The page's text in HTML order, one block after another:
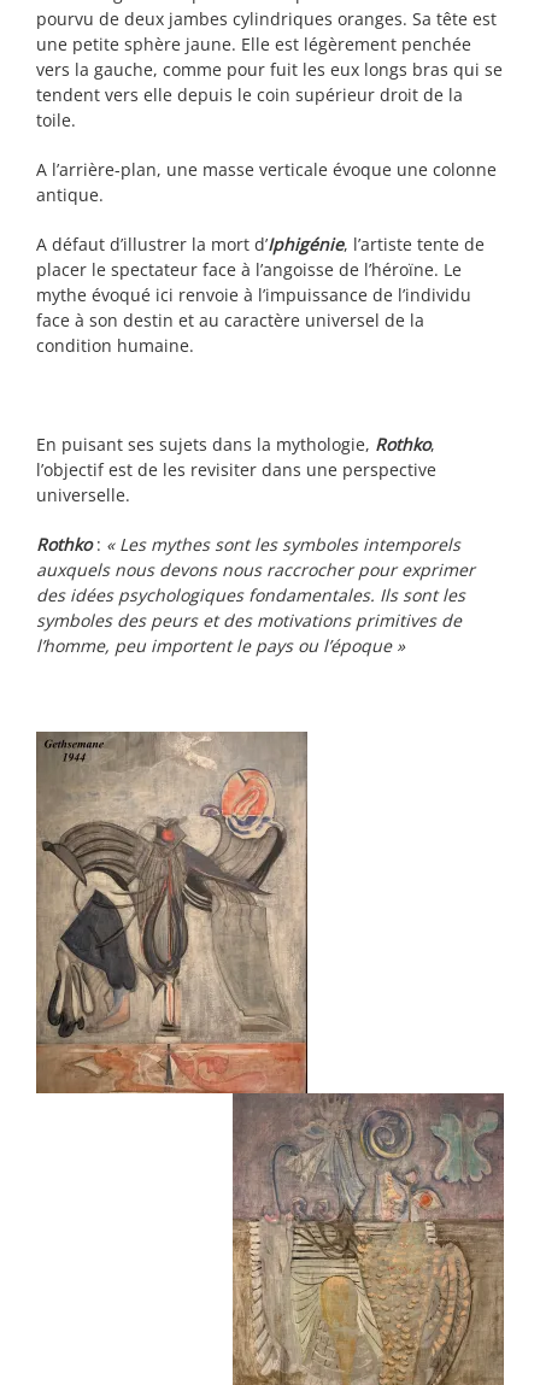
pourvu de deux jambes cylindriques oranges. Sa tête est
une petite sphère jaune. Elle est légèrement penchée
vers la gauche, comme pour fuit les eux longs bras qui se
tendent vers elle depuis le coin supérieur droit de la
toile.
A l’arrière-plan, une masse verticale évoque une colonne
antique.
A défaut d’illustrer la mort d’Iphigénie, l’artiste tente de
placer le spectateur face à l’angoisse de l’héroïne. Le
mythe évoqué ici renvoie à l’impuissance de l’individu
face à son destin et au caractère universel de la
condition humaine.
En puisant ses sujets dans la mythologie, Rothko,
l’objectif est de les revisiter dans une perspective
universelle.
Rothko: « Les mythes sont les symboles intemporels
auxquels nous devons nous raccrocher pour exprimer
des idées psychologiques fondamentales. Ils sont les
symboles des peurs et des motivations primitives de
l’homme, peu importent le pays ou l’époque »